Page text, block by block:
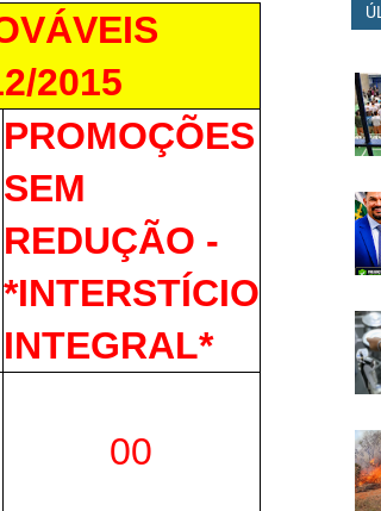
2015
PROMOÇÕES
SEM
REDUÇÃO -
*INTERSTÍCIO
INTEGRAL*
00